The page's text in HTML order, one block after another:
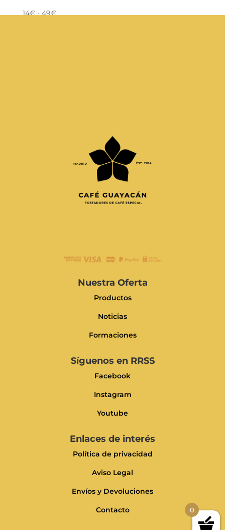
14€ - 49€
Nuestra Oferta
Productos
Noticias
Formaciones
Síguenos en RRSS
Facebook
Instagram
Youtube
Enlaces de interés
Política de privacidad
Aviso Legal
Envíos y Devoluciones
Contacto 0